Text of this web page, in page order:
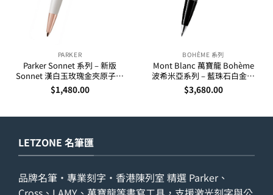
PARKER
Parker Sonnet 系列 – 新版
Sonnet 漢白玉玫瑰金夾原子筆
(1931555)
$1,480.00
BOHÈME 系列
Mont Blanc 萬寶龍 Bohème
波希米亞系列 – 藍珠石白金夾
走珠筆 25330
$3,680.00
LETZONE 名筆匯
品牌名筆・專業刻字・香港陳列室 精選 Parker、